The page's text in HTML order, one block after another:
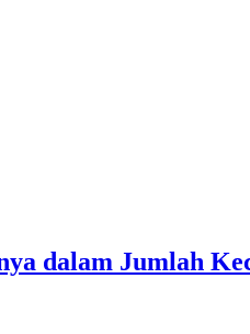
dalam Jumlah